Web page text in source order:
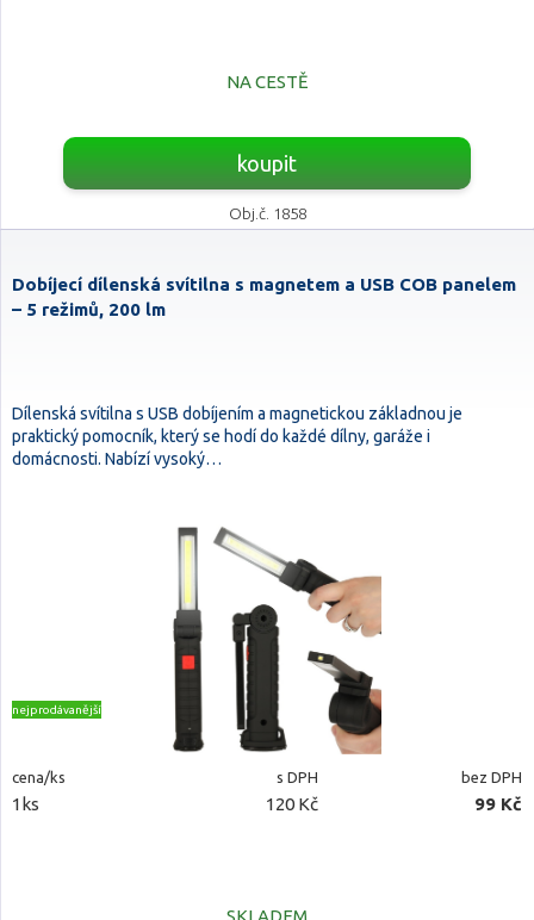
NA CESTĚ
koupit
Obj.č. 1858
Dobíjecí dílenská svítilna s magnetem a USB COB panelem
– 5 režimů, 200 lm
Dílenská svítilna s USB dobíjením a magnetickou základnou je
praktický pomocník, který se hodí do každé dílny, garáže i
domácnosti. Nabízí vysoký…
nejprodávanější
cena/ks s DPH bez DPH
1ks 120 Kč 99 Kč
SKLADEM